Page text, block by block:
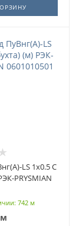
LS 1х0.5 С
PRYSMIAN
742 м